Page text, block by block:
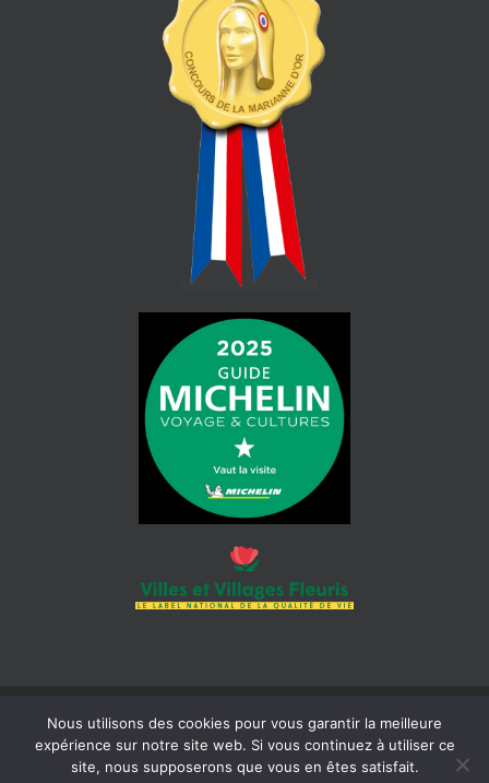
© 2026 Mairie de Cotignac | Tous droits réservés | Siret : 218 300
465 000 18 |Mentions légales| Réalisation :Béaba-informatique
Nous utilisons des cookies pour vous garantir la meilleure
expérience sur notre site web. Si vous continuez à utiliser ce
site, nous supposerons que vous en êtes satisfait.